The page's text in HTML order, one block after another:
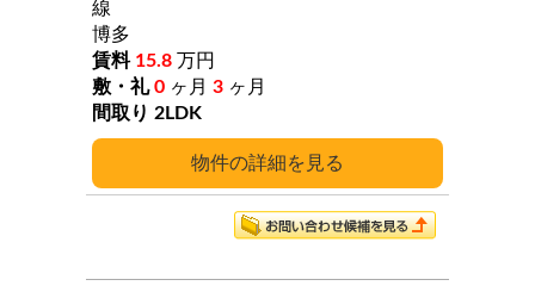
詳細
線
博多
15.8 万円
0 ヶ月 3 ヶ月
2LDK